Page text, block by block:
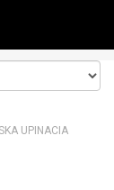
UPINACIA